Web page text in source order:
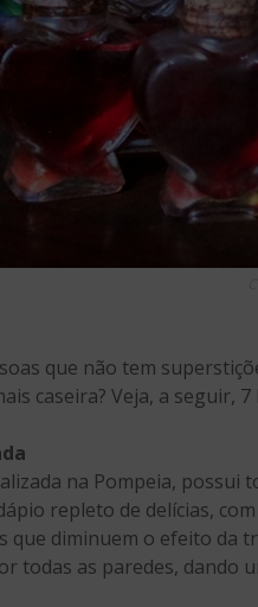
que não tem
caseira? Veja, a seguir,
na Pompeia, possui
repleto de delícias,
que diminuem o efeito da
todas as paredes, dando